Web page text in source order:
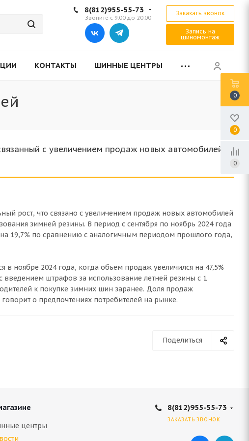
8(812)955-55-73
Звоните с 9:00 до 20:00
Заказать звонок
Запись на
шиномонтаж
КОНТАКТЫ ШИННЫЕ ЦЕНТРЫ
с увеличением продаж новых автомобилей и
рост, что связано с увеличением продаж новых автомобилей
зимней резины. В период с сентября по ноябрь 2024 года
19,7% по сравнению с аналогичным периодом прошлого года,
ноябре 2024 года, когда объем продаж увеличился на 47,5%
введением штрафов за использование летней резины с 1
к покупке зимних шин заранее. Доля продаж
о предпочтениях потребителей на рынке.
Поделиться
центры
8(812)955-55-73
ЗАКАЗАТЬ ЗВОНОК
0
0
0